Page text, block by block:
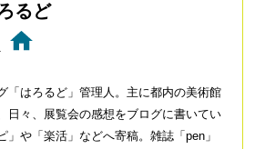
るど
「はろるど」管理人。主に都内の美術館
日々、展覧会の感想をブログに書いてい
」や「楽活」などへ寄稿。雑誌「pen」